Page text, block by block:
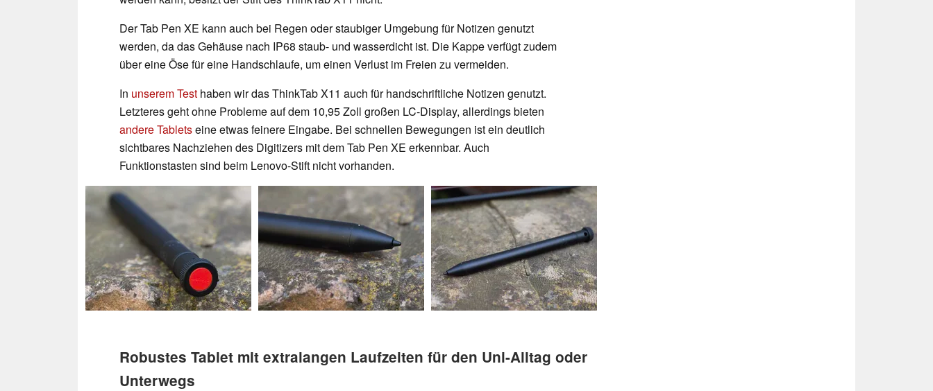
Der Tab Pen XE kann auch bei Regen oder staubiger Umgebung für Notizen genutzt
werden, da das Gehäuse nach IP68 staub- und wasserdicht ist. Die Kappe verfügt zudem
über eine Öse für eine Handschlaufe, um einen Verlust im Freien zu vermeiden.
In unserem Test haben wir das ThinkTab X11 auch für handschriftliche Notizen genutzt.
Letzteres geht ohne Probleme auf dem 10,95 Zoll großen LC-Display, allerdings bieten
andere Tabletseine etwas feinere Eingabe. Bei schnellen Bewegungen ist ein deutlich
sichtbares Nachziehen des Digitizers mit dem Tab Pen XE erkennbar. Auch
Funktionstasten sind beim Lenovo-Stift nicht vorhanden.
Robustes Tablet mit extralangen Laufzeiten für den Uni-Alltag oder
Unterwegs